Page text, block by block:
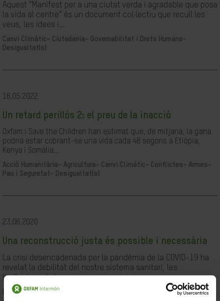
Aquest “Manifest per a una ciutat verda i agradable que posa
la vida al centre” és un document col·lectiu que recull les
veus, les idees i...
Canvi Climàtic-
Ciutadania- Governabilitat i Drets Humans-
Desigualtat(s)
18.05.2022
Un retard perillós 2: el preu de la inacció
Oxfam i Save the Children han estimat que, de mitjana, la gana
podria estar cobrant-se una vida cada 48 segons a Etiòpia,
Kenya i Somàlia...
Acció Humanitària- Agricultura- Canvi Climàtic-
Conflictes- Armes-
Pau i Seguretat-
Desigualtat(s)
23.06.2020
Una reconstrucció justa és possible i necessària
La crisi desencadenada per la pandèmia de la COVID-19 ha
revelat la debilitat del nostre sistema sanitari, les
limitacions de les...
Desigualtat(s)